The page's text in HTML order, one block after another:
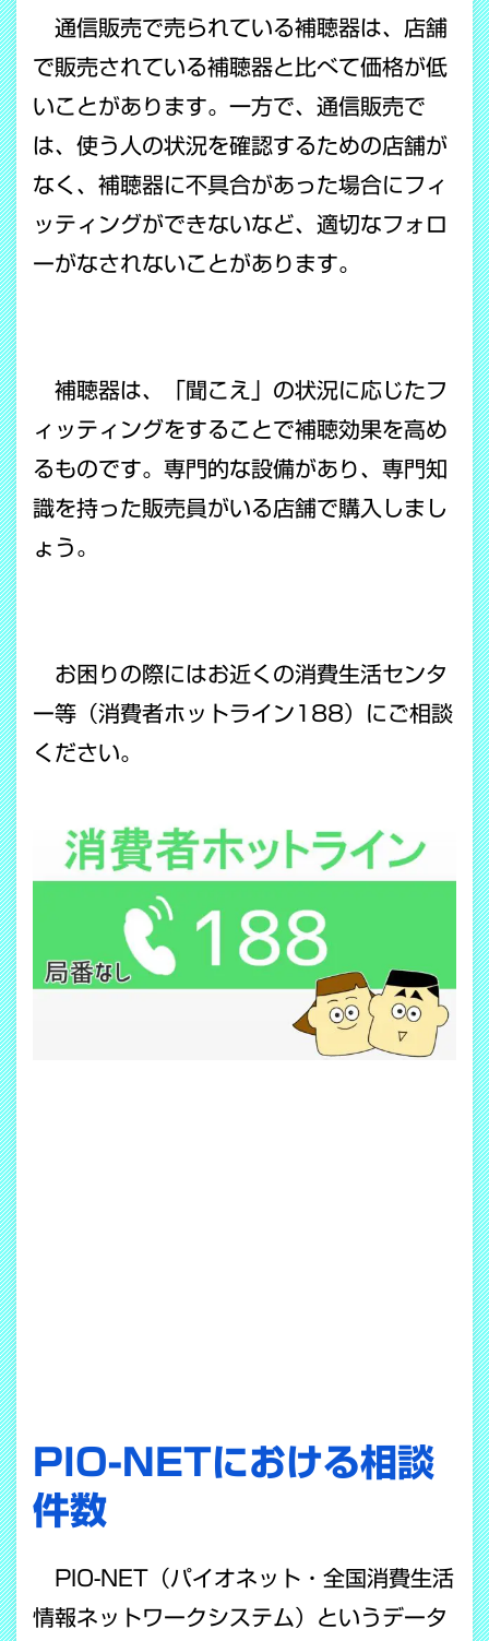
通信販売で売られている補聴器は、店舗
で販売されている補聴器と比べて価格が低
いことがあります。一方で、通信販売で
は、使う人の状況を確認するための店舗が
なく、補聴器に不具合があった場合にフィ
ッティングができないなど、適切なフォロ
ーがなされないことがあります。
補聴器は、「聞こえ」の状況に応じたフ
ィッティングをすることで補聴効果を高め
るものです。専門的な設備があり、専門知
識を持った販売員がいる店舗で購入しまし
ょう。
お困りの際にはお近くの消費生活センタ
ー等（消費者ホットライン188）にご相談
ください。
PIO-NETにおける相談
件数
PIO-NET（パイオネット・全国消費生活
情報ネットワークシステム）というデータ